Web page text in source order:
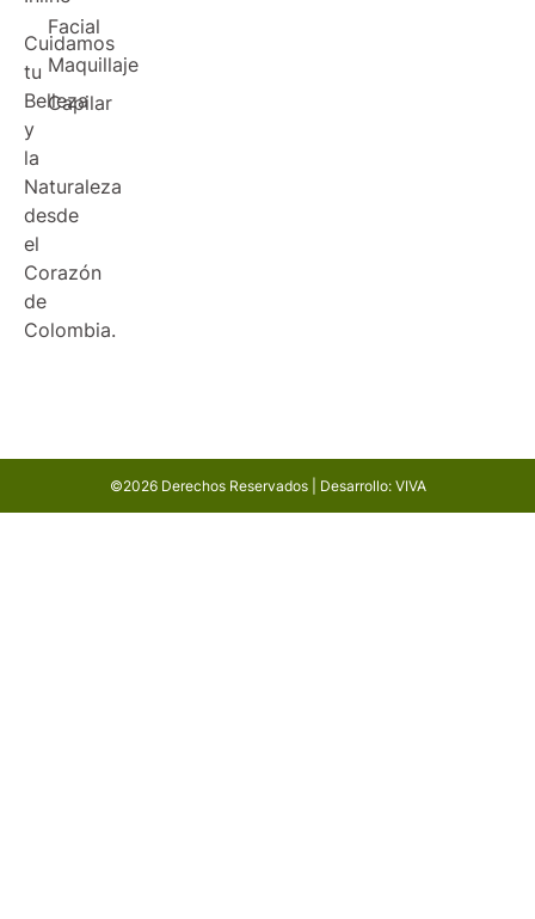
Cuidamos
tu
Belleza
y
la
Naturaleza
desde
el
Corazón
de
Colombia.
Facial
Maquillaje
Capilar
©2026 Derechos Reservados | Desarrollo: VIVA